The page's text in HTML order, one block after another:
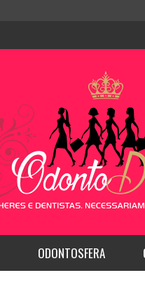
ODONTOSFERA